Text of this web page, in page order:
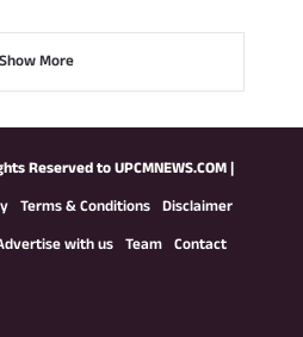
Show More
Reserved toUPCMNEWS.COM|
Terms & Conditions Disclaimer
with us Team Contact